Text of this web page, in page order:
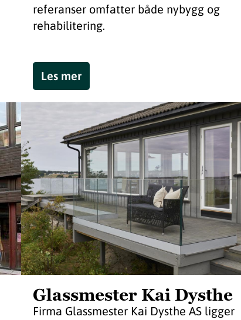
referanser omfatter både nybygg og
rehabilitering.
Les mer
Glassmester Kai Dysthe
Firma Glassmester Kai Dysthe AS ligger